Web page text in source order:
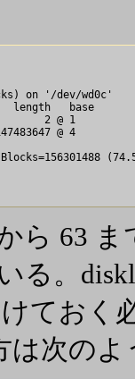
on '/dev/wd0c'
base
2 @ 1
@ 4
ら 63
る。
ておく
は次の